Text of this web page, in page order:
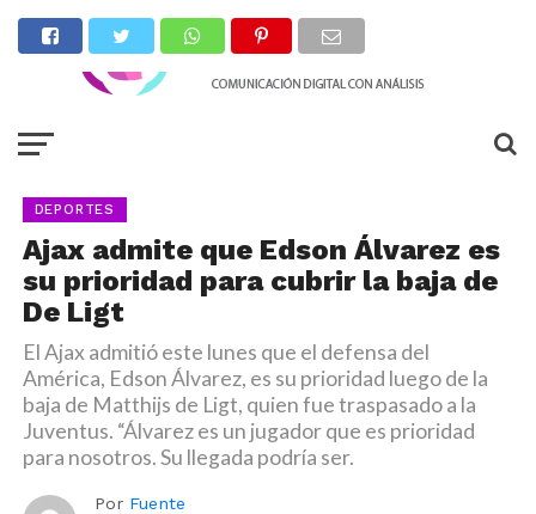
DEPORTES
Ajax admite que Edson Álvarez es
su prioridad para cubrir la baja de
De Ligt
El Ajax admitió este lunes que el defensa del
América, Edson Álvarez, es su prioridad luego de la
baja de Matthijs de Ligt, quien fue traspasado a la
Juventus. “Álvarez es un jugador que es prioridad
para nosotros. Su llegada podría ser.
Por Fuente